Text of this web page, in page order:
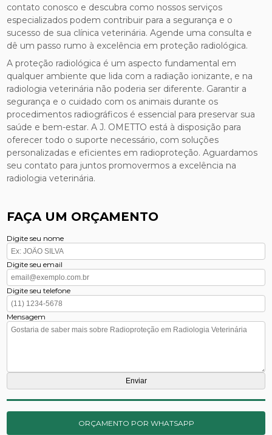
contato conosco e descubra como nossos serviços
especializados podem contribuir para a segurança e o
sucesso de sua clínica veterinária. Agende uma consulta e
dê um passo rumo à excelência em proteção radiológica.
A proteção radiológica é um aspecto fundamental em
qualquer ambiente que lida com a radiação ionizante, e na
radiologia veterinária não poderia ser diferente. Garantir a
segurança e o cuidado com os animais durante os
procedimentos radiográficos é essencial para preservar sua
saúde e bem-estar. A J. OMETTO está à disposição para
oferecer todo o suporte necessário, com soluções
personalizadas e eficientes em radioproteção. Aguardamos
seu contato para juntos promovermos a excelência na
radiologia veterinária.
FAÇA UM ORÇAMENTO
Digite seu nome
Digite seu email
Digite seu telefone
Mensagem
ORÇAMENTO POR WHATSAPP